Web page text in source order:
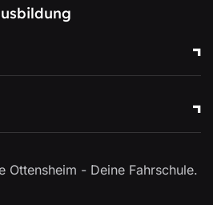
Ottensheim - Deine Fahrschule.